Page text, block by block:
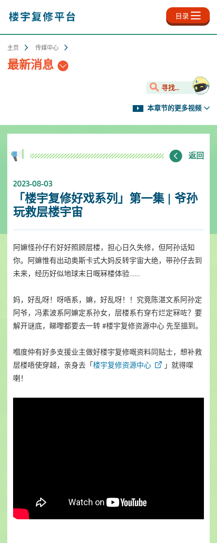
内
目录
主页 传媒中心
最新消息
寻找...
本章节的更多视频
返回
2023-08-03
「楼宇复修好戏系列」第一集 | 爷孙
玩救层楼宇宙
阿嫲怪孙仔冇好好照顾层楼，担心日久失修，但阿孙话知
你。阿嫲惟有出动奥斯卡式大妈反转宇宙大绝，带孙仔去到
未来，经历好似地球末日嘅冧楼体验……
妈，好乱呀！呀唔系，嫲，好乱呀！！究竟陈湛文系阿孙定
阿爷，冯素波系阿嫲定系孙女，层楼系冇穿冇烂定冧咗？要
解开谜底，睇嚟都要去一转 #楼宇复修资源中心 先至搵到。
嗰度仲有好多支援业主做好楼宇复修嘅资料同贴士，想补救
层楼唔使穿越，亲身去「楼宇复修资源中心
」就得㗎
喇！